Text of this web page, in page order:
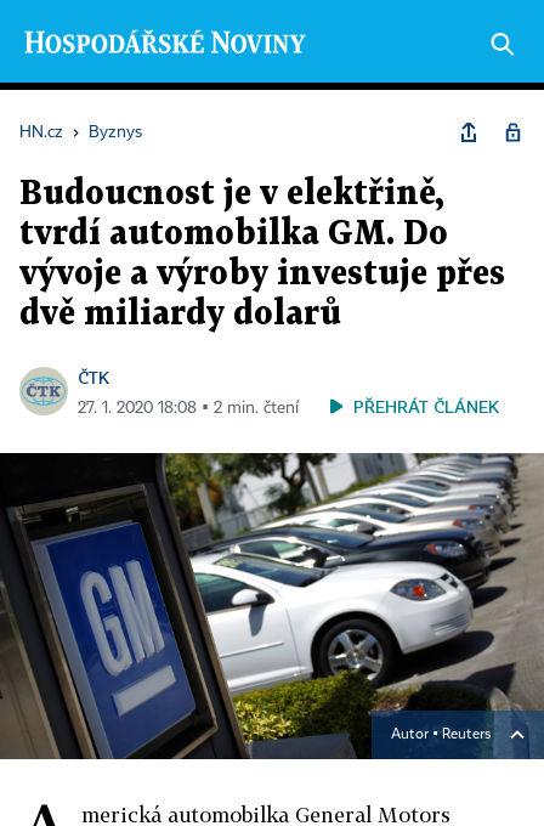
HN.cz › Byznys
Budoucnost je v elektřině,
tvrdí automobilka GM. Do
vývoje a výroby investuje přes
dvě miliardy dolarů
ČTK
27. 1. 2020 18:08 ▪ 2 min. čtení PŘEHRÁT ČLÁNEK
Autor ▪Reuters
merická automobilka General Motors